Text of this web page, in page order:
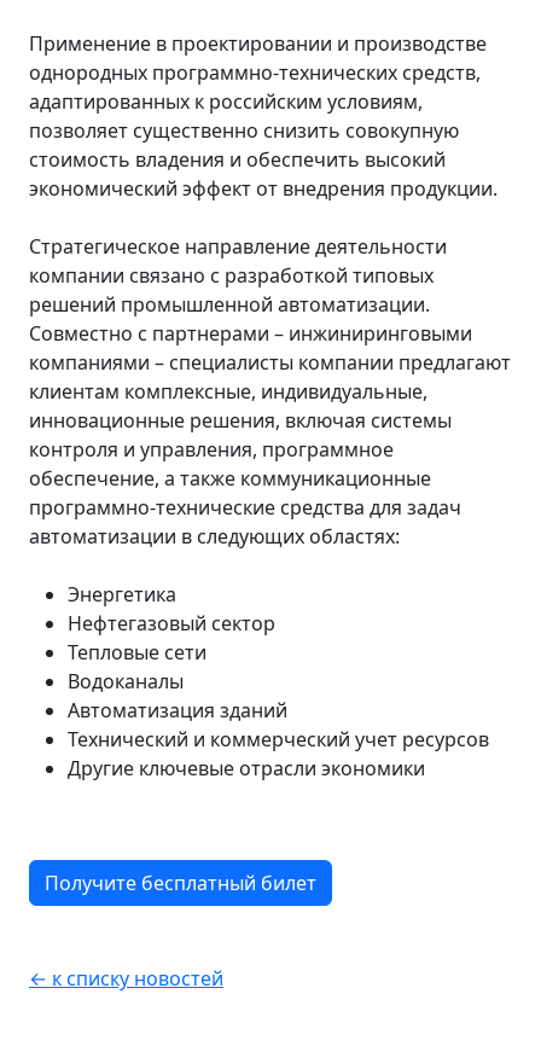
Применение в проектировании и производстве
однородных программно-технических средств,
адаптированных к российским условиям,
позволяет существенно снизить совокупную
стоимость владения и обеспечить высокий
экономический эффект от внедрения продукции.
Стратегическое направление деятельности
компании связано с разработкой типовых
решений промышленной автоматизации.
Совместно с партнерами – инжиниринговыми
компаниями – специалисты компании предлагают
клиентам комплексные, индивидуальные,
инновационные решения, включая системы
контроля и управления, программное
обеспечение, а также коммуникационные
программно-технические средства для задач
автоматизации в следующих областях:
Энергетика
Нефтегазовый сектор
Тепловые сети
Водоканалы
Автоматизация зданий
Технический и коммерческий учет ресурсов
Другие ключевые отрасли экономики
Получите бесплатный билет
← к списку новостей